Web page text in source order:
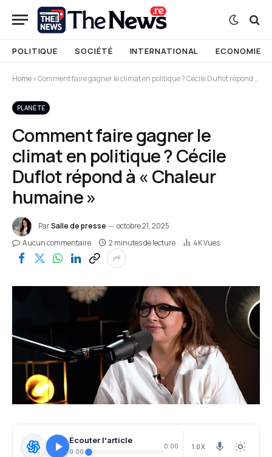
POLITIQUE SOCIÉTÉ INTERNATIONAL ECONOMIE
Home»Comment faire gagner le climat en politique ? Cécile Duflot répond à « Chaleur humaine »
PLANÈTE
Comment faire gagner le
climat en politique ? Cécile
Duflot répond à « Chaleur
humaine »
ParSalle de presse
octobre 21, 2025
Aucun commentaire
2 minutes de lecture 4KVues
Écouter l'article
0:00
0:00 1.0X